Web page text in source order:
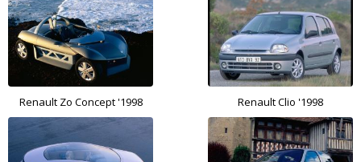
Renault Zo Concept '1998 Renault Clio '1998